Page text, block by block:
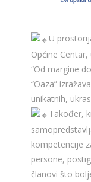
U
Općine
“Od margine
“Oaza”
unikatnih,
Također,
kompetencije
persone,
članovi što